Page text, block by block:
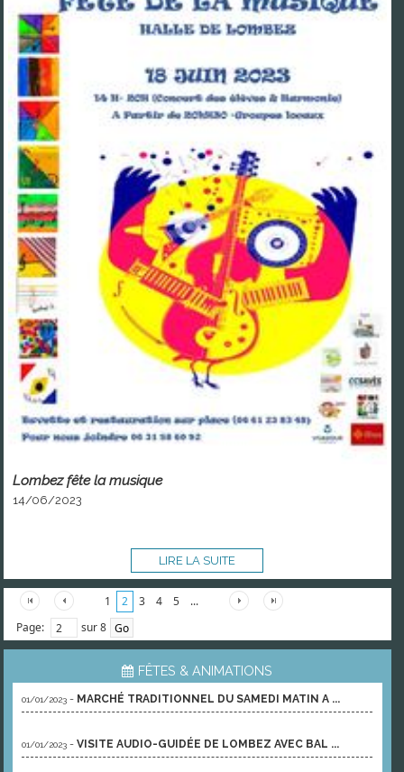
Lombez fête la musique
14/06/2023
LIRE LA SUITE
1 2 3 4 5
...
Page:
sur 8
FÊTES & ANIMATIONS
01/01/2023 - MARCHÉ TRADITIONNEL DU SAMEDI MATIN A ...
01/01/2023 -VISITE AUDIO-GUIDÉE DE LOMBEZ AVEC BAL ...